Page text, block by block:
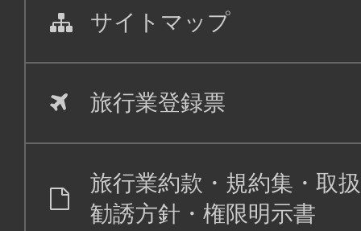
サイトマップ
旅行業登録票
旅行業約款・規約集・取
勧誘方針・権限明示書